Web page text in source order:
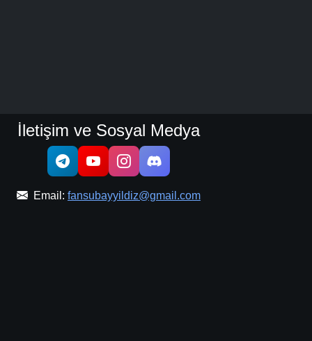
İletişim ve Sosyal Medya
Email: fansubayyildiz@gmail.com